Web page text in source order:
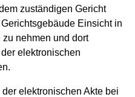
zuständigen Gericht
Einsicht in
nehmen und dort
elektronischen
elektronischen Akte bei